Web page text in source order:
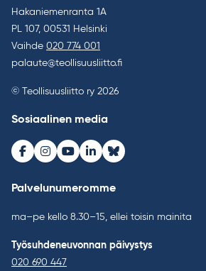
Hakaniemenranta 1A
PL 107, 00531 Helsinki
Vaihde 020 774 001
palaute@teollisuusliitto.fi
© Teollisuusliitto ry 2026
Sosiaalinen media
Facebook
Instagram
Youtube
LinkedInBluesky
Palvelunumeromme
ma–pe kello 8.30–15, ellei toisin mainita
Työsuhdeneuvonnan päivystys
020 690 447